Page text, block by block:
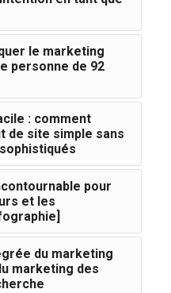
le marketing
personne de 92
: comment
de site simple sans
pour
et les
du marketing
marketing des